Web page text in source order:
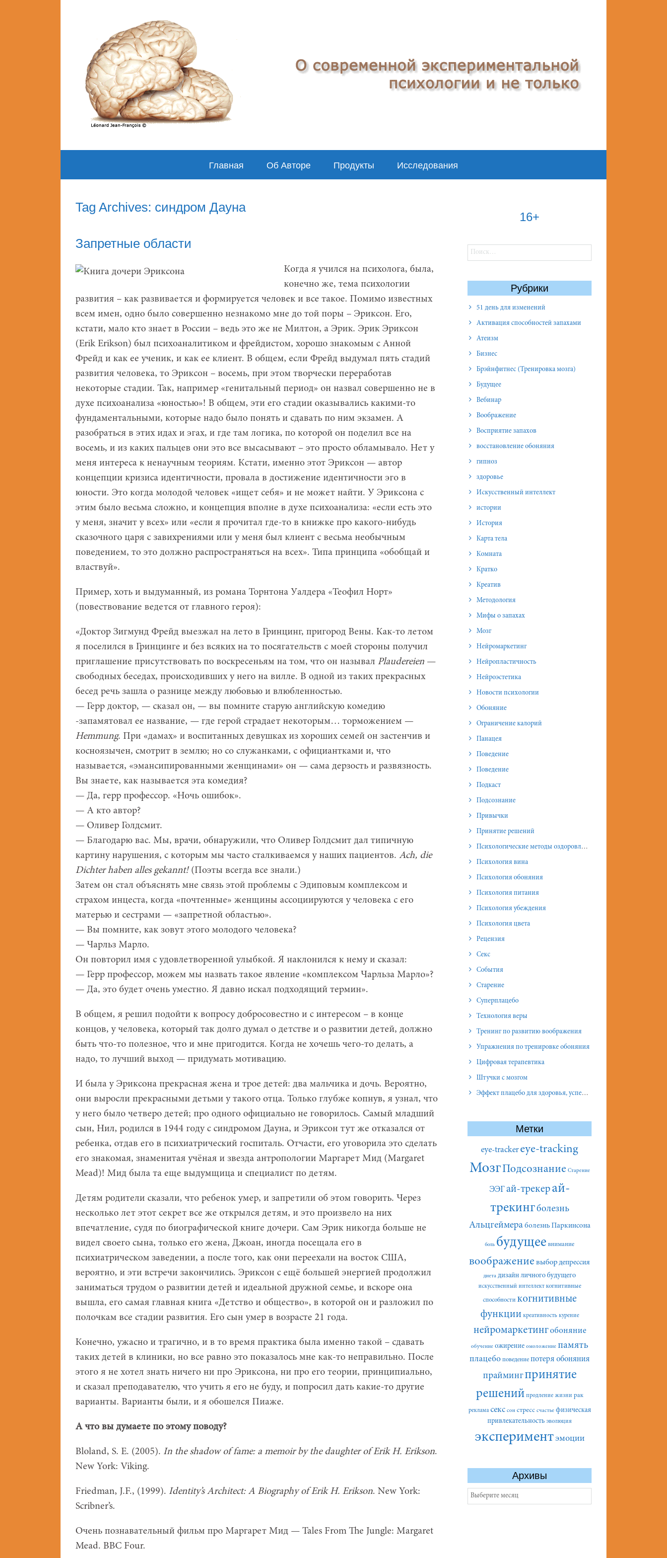
Главная Об Авторе Продукты Исследования
Tag Archives: синдром Дауна
Запретные области
Когда я учился на психолога, была,
конечно же, тема психологии
развития – как развивается и формируется человек и все такое. Помимо известных
всем имен, одно было совершенно незнакомо мне до той поры – Эриксон. Его,
кстати, мало кто знает в России – ведь это же не Милтон, а Эрик. Эрик Эриксон
(Erik Erikson) был психоаналитиком и фрейдистом, хорошо знакомым с Анной
Фрейд и как ее ученик, и как ее клиент. В общем, если Фрейд выдумал пять стадий
развития человека, то Эриксон – восемь, при этом творчески переработав
некоторые стадии. Так, например «генитальный период» он назвал совершенно не в
духе психоанализа «юностью»! В общем, эти его стадии оказывались какими-то
фундаментальными, которые надо было понять и сдавать по ним экзамен. А
разобраться в этих идах и эгах, и где там логика, по которой он поделил все на
восемь, и из каких пальцев они это все высасывают – это просто обламывало. Нет у
меня интереса к ненаучным теориям. Кстати, именно этот Эриксон — автор
концепции кризиса идентичности, провала в достижение идентичности эго в
юности. Это когда молодой человек «ищет себя» и не может найти. У Эриксона с
этим было весьма сложно, и концепция вполне в духе психоанализа: «если есть это
у меня, значит у всех» или «если я прочитал где-то в книжке про какого-нибудь
сказочного царя с завихрениями или у меня был клиент с весьма необычным
поведением, то это должно распространяться на всех». Типа принципа «обобщай и
властвуй».
Пример, хоть и выдуманный, из романа Торнтона Уалдера «Теофил Норт»
(повествование ведется от главного героя):
«Доктор Зигмунд Фрейд выезжал на лето в Гринцинг, пригород Вены. Как-то летом
я поселился в Гринцинге и без всяких на то посягательств с моей стороны получил
приглашение присутствовать по воскресеньям на том, что он называл Plaudereien —
свободных беседах, происходивших у него на вилле. В одной из таких прекрасных
бесед речь зашла о разнице между любовью и влюбленностью.
— Герр доктор, — сказал он, — вы помните старую английскую комедию
-запамятовал ее название, — где герой страдает некоторым… торможением —
Hemmung. При «дамах» и воспитанных девушках из хороших семей он застенчив и
косноязычен, смотрит в землю; но со служанками, с официантками и, что
называется, «эмансипированными женщинами» он — сама дерзость и развязность.
Вы знаете, как называется эта комедия?
— Да, герр профессор. «Ночь ошибок».
— А кто автор?
— Оливер Голдсмит.
— Благодарю вас. Мы, врачи, обнаружили, что Оливер Голдсмит дал типичную
картину нарушения, с которым мы часто сталкиваемся у наших пациентов. Ach, die
Dichter haben alles gekannt!(Поэты всегда все знали.)
Затем он стал объяснять мне связь этой проблемы с Эдиповым комплексом и
страхом инцеста, когда «почтенные» женщины ассоциируются у человека с его
матерью и сестрами — «запретной областью».
— Вы помните, как зовут этого молодого человека?
— Чарльз Марло.
Он повторил имя с удовлетворенной улыбкой. Я наклонился к нему и сказал:
— Герр профессор, можем мы назвать такое явление «комплексом Чарльза Марло»?
— Да, это будет очень уместно. Я давно искал подходящий термин».
В общем, я решил подойти к вопросу добросовестно и с интересом – в конце
концов, у человека, который так долго думал о детстве и о развитии детей, должно
быть что-то полезное, что и мне пригодится. Когда не хочешь чего-то делать, а
надо, то лучший выход — придумать мотивацию.
И была у Эриксона прекрасная жена и трое детей: два мальчика и дочь. Вероятно,
они выросли прекрасными детьми у такого отца. Только глубже копнув, я узнал, что
у него было четверо детей; про одного официально не говорилось. Самый младший
сын, Нил, родился в 1944 году с синдромом Дауна, и Эриксон тут же отказался от
ребенка, отдав его в психиатрический госпиталь. Отчасти, его уговорила это сделать
его знакомая, знаменитая учёная и звезда антропологии Маргарет Мид (Margaret
Mead)! Мид была та еще выдумщица и специалист по детям.
Детям родители сказали, что ребенок умер, и запретили об этом говорить. Через
несколько лет этот секрет все же открылся детям, и это произвело на них
впечатление, судя по биографической книге дочери. Сам Эрик никогда больше не
видел своего сына, только его жена, Джоан, иногда посещала его в
психиатрическом заведении, а после того, как они переехали на восток США,
вероятно, и эти встречи закончились. Эриксон с ещё большей энергией продолжил
заниматься трудом о развитии детей и идеальной дружной семье, и вскоре она
вышла, его самая главная книга «Детство и общество», в которой он и разложил по
полочкам все стадии развития. Его сын умер в возрасте 21 года.
Конечно, ужасно и трагично, и в то время практика была именно такой – сдавать
таких детей в клиники, но все равно это показалось мне как-то неправильно. После
этого я не хотел знать ничего ни про Эриксона, ни про его теории, принципиально,
и сказал преподавателю, что учить я его не буду, и попросил дать какие-то другие
варианты. Варианты были, и я обошелся Пиаже.
А что вы думаете по этому поводу?
Bloland, S. E. (2005). In the shadow of fame: a memoir by the daughter of Erik H. Erikson.
New York: Viking.
Friedman, J.F., (1999). Identity’s Architect: A Biography of Erik H. Erikson. New York:
Scribner’s.
Очень познавательный фильм про Маргарет Мид — Tales From The Jungle: Margaret
Mead. BBC Four.
16+
Найти:
Рубрики
51 день для изменений
Активация способностей запахами
Атеизм
Бизнес
Брэйнфитнес (Тренировка мозга)
Будущее
Вебинар
Воображение
Восприятие запахов
восстановление обоняния
гипноз
здоровье
Искусственный интеллект
истории
История
Карта тела
Комната
Кратко
Креатив
Методология
Мифы о запахах
Мозг
Нейромаркетинг
Нейропластичность
Нейроэстетика
Новости психологии
Обоняние
Ограничение калорий
Панацея
Поведение
Поведение
Подкаст
Подсознание
Привычки
Принятие решений
Психологические методы оздоровления и омоложения
Психология вина
Психология обоняния
Психология питания
Психология убеждения
Психология цвета
Рецензия
Секс
События
Старение
Суперплацебо
Технология веры
Тренинг по развитию воображения
Упражнения по тренировке обоняния
Цифровая терапевтика
Штучки с мозгом
Эффект плацебо для здоровья, успеха и отношений
Метки
eye-tracker eye-tracking
МозгПодсознание Старение
ЭЭГай-трекерай-
трекингболезнь
Альцгеймера болезнь Паркинсона
боль будущее внимание
воображение выбор депрессия
диета дизайн личного будущего
искусственный интеллект когнитивные
способности когнитивные
функции креативность курение
нейромаркетингобоняние
обучение ожирение омоложение память
плацебо поведение потеря обоняния
праймингпринятие
решений продление жизни рак
реклама секс сон стресс счастье физическая
привлекательность эволюция
экспериментэмоции
Архивы
Архивы